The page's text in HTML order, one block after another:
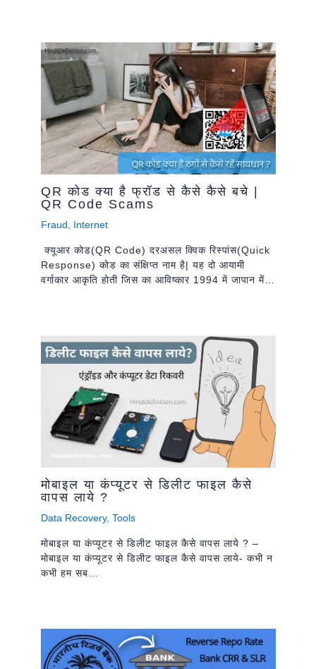
QR कोड क्या है फ्रॉड से कैसे कैसे बचे |
QR Code Scams
Fraud Internet
क्यूआर कोड(QR Code) दरअसल क्विक रिस्पांस(Quick
Response) कोड का संक्षिप्त नाम है| यह दो आयामी
वर्गाकार आकृति होती जिस का आविष्कार 1994 में जापान में…
मोबाइल या कंप्यूटर से डिलीट फाइल कैसे
वापस लाये ?
Data Recovery, Tools
मोबाइल या कंप्यूटर से डिलीट फाइल कैसे वापस लाये ? –
मोबाइल या कंप्यूटर से डिलीट फाइल कैसे वापस लाये- कभी न
कभी हम सब…